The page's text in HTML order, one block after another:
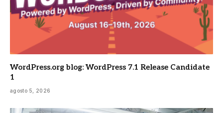
WordPress.org blog: WordPress 7.1 Release Candidate
1
agosto 5, 2026